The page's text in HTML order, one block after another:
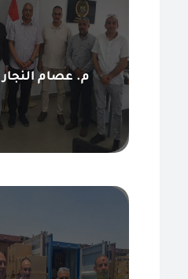
م. عصام النجار